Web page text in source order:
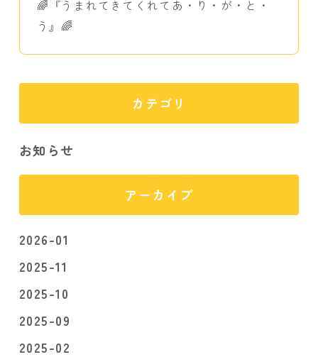
🌈『うまれてきてくれてあ・り・が・と・
う』🌈
カテゴリ
お知らせ
アーカイブ
2026-01
2025-11
2025-10
2025-09
2025-02